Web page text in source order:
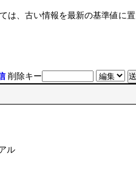
は、古い情報を最新の基準値に置
削除キー
ル